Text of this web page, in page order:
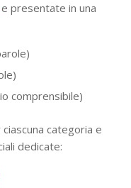
e presentate in una
comprensibile)
categoria e
dedicate: